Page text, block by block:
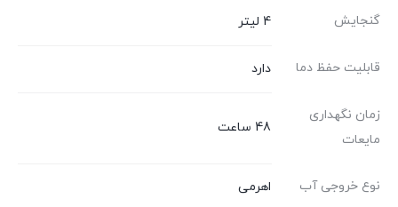
گنجایش 4 لیتر
قابلیت حفظ دما دارد
زمان نگهداری
مایعات
48 ساعت
نوع خروجی آب اهرمی